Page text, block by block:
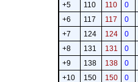
+5
110 110 0
+6
117 117 0
+7
124 124 0
+8
131 131 0
+9
138 138 0
+10
150 150 0